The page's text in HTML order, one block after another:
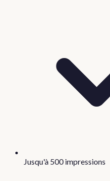
Jusqu'à 500 impressions